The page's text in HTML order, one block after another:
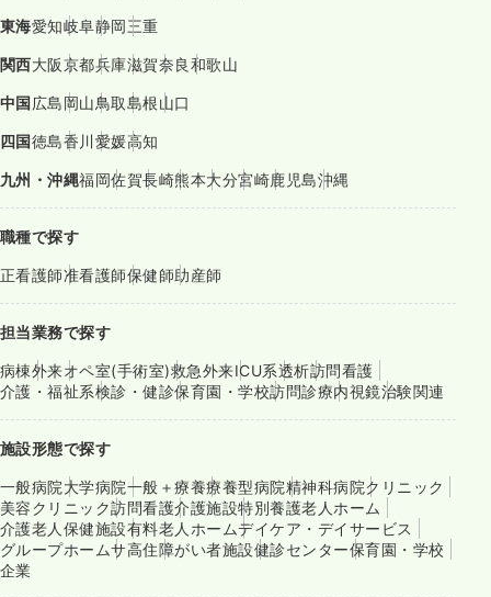
東海愛知岐阜静岡三重
関西大阪京都兵庫滋賀奈良和歌山
中国広島岡山鳥取島根山口
四国徳島香川愛媛高知
九州・沖縄福岡佐賀長崎熊本大分宮崎鹿児島沖縄
職種で探す
正看護師准看護師保健師助産師
担当業務で探す
病棟外来オペ室(手術室)救急外来ICU系透析訪問看護
介護・福祉系検診・健診保育園・学校訪問診療内視鏡治験関連
施設形態で探す
一般病院大学病院一般＋療養療養型病院精神科病院クリニック
美容クリニック訪問看護介護施設特別養護老人ホーム
介護老人保健施設有料老人ホームデイケア・デイサービス
グループホームサ高住障がい者施設健診センター保育園・学校
企業